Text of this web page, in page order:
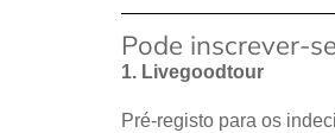
Pode inscrever-
1. Livegoodtour
Pré-registo para os